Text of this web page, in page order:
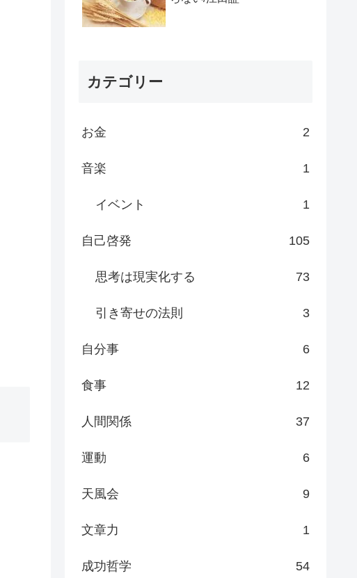
カテゴリー
お金 2
音楽 1
イベント 1
自己啓発 105
思考は現実化する 73
引き寄せの法則 3
自分事 6
食事 12
人間関係 37
運動 6
天風会 9
文章力 1
成功哲学 54